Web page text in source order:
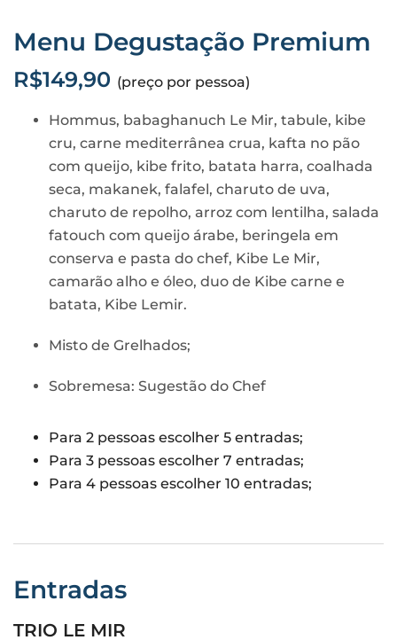
Menu Degustação Premium
R$149,90 (preço por pessoa)
Hommus, babaghanuch Le Mir, tabule, kibe
cru, carne mediterrânea crua, kafta no pão
com queijo, kibe frito, batata harra, coalhada
seca, makanek, falafel, charuto de uva,
charuto de repolho, arroz com lentilha, salada
fatouch com queijo árabe, beringela em
conserva e pasta do chef, Kibe Le Mir,
camarão alho e óleo, duo de Kibe carne e
batata, Kibe Lemir.
Misto de Grelhados;
Sobremesa: Sugestão do Chef
Para 2 pessoas escolher 5 entradas;
Para 3 pessoas escolher 7 entradas;
Para 4 pessoas escolher 10 entradas;
Entradas
TRIO LE MIR